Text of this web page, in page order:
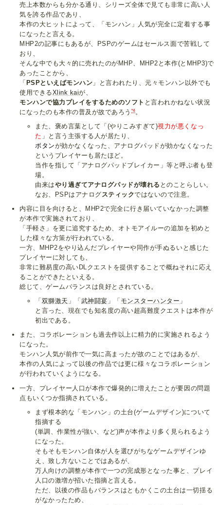
売上本数からも分かる通り、シリーズ全体で見ても非常に高い人
気を誇る作品であり、
本作の大ヒットによって、「モンハン」人気が完全に定着する事
になったと言える。
MHP2の記事にもあるが、PSPのゲームはセールス面で苦戦して
おり、
そんな中でも大々的に売れたのがMHP、MHP2と本作(とMHP3)で
あったことから、
「 PSPといえばモンハン 」と言われたり、元々モンハン以外でも
使用できるXlink kaiが、
モンハンで協力プレイをするためのソフト と言われかねない状況
になったのも本作の普及が故であろう *4。
また、褒め言葉として「(やりこみすぎて)視力が悪くなっ
た 」と言う主張する人が居たり、
ボタンが効かなくなった、アナログパッドが効かなくなった
というプレイヤーも居たほど。
当作を指して「アナログパッドブレイカー」等と呼ぶ者も登
場。
由来はやり過ぎてアナログパッドが壊れる とのことらしい。
なお、PSPはアナログスティックではないので注意。
内容に目を向けると、MHP2で完全に行き届いていなかった調整
が本作で実施されており、
「手軽さ」を更に追究するため、オトモアイルーの追加を初めと
した様々な方策が行われている。
一方、MHP2をやり込んだプレイヤーや同作が手ぬるいと感じた
プレイヤーに対しても、
非常に難易度の高いDLクエストを提供することで概ねそれに応え
ることができたといえる。
総じて、ゲームバランスは良好とされている。
「 双獅激天 」「 武神闘宴 」「 モンスターハンター 」
と言った、現在でも知名度の高い超高難度クエストは本作が
初出である。
また、コラボレーションも過去作以上に精力的に実施されるよう
になった。
モンハン人気が前作で一気に高まったが故のことではあるが、
本作の人気によって以後の作品では更に様々なコラボレーション
が行われていくようになる。
一方、プレイヤー人口が本作で爆発的に増えたことが要因の問題
点もいくつか指摘されている。
まず根本的な「モンハン」の土台(ゲームデザイン)について
指摘する
(単調、作業性が強い、など)声が本作より多く見られるよう
になった。
そもそもモンハン自体が人を選びがちなゲームデザインゆ
え、致し方ないことではあるが、
万人向けの調整が本作で一つの完成形となった事と、プレイ
人口の激増が招いた指摘と言える。
ただ、以後の作品もバランスはともかくこの土台は一切揺る
がなかったため、